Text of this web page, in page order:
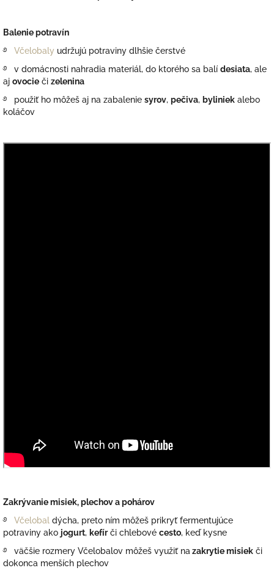
Balenie potravín
࿔ Včelobaly udržujú potraviny dlhšie čerstvé
࿔ v domácnosti nahradia materiál, do ktorého sa balí desiata, ale
aj ovocie či zelenina
࿔ použiť ho môžeš aj na zabalenie syrov, pečiva, byliniek alebo
koláčov
Zakrývanie misiek, plechov a pohárov
࿔ Včelobal dýcha, preto ním môžeš prikryť fermentujúce
potraviny ako jogurt, kefírči chlebové cesto, keď kysne
࿔ väčšie rozmery Včelobalov môžeš využiť na zakrytie misiek či
dokonca menších plechov